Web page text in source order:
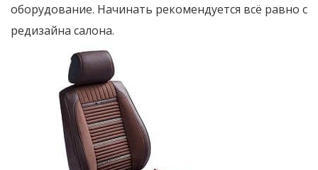
оборудование. Начинать рекомендуется всё равно с
редизайна салона.